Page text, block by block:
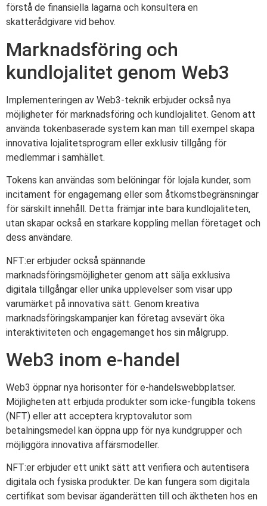
förstå de finansiella lagarna och konsultera en
skatterådgivare vid behov.
Marknadsföring och
kundlojalitet genom Web3
Implementeringen av Web3-teknik erbjuder också nya
möjligheter för marknadsföring och kundlojalitet. Genom att
använda tokenbaserade system kan man till exempel skapa
innovativa lojalitetsprogram eller exklusiv tillgång för
medlemmar i samhället.
Tokens kan användas som belöningar för lojala kunder, som
incitament för engagemang eller som åtkomstbegränsningar
för särskilt innehåll. Detta främjar inte bara kundlojaliteten,
utan skapar också en starkare koppling mellan företaget och
dess användare.
NFT:er erbjuder också spännande
marknadsföringsmöjligheter genom att sälja exklusiva
digitala tillgångar eller unika upplevelser som visar upp
varumärket på innovativa sätt. Genom kreativa
marknadsföringskampanjer kan företag avsevärt öka
interaktiviteten och engagemanget hos sin målgrupp.
Web3 inom e-handel
Web3 öppnar nya horisonter för e-handelswebbplatser.
Möjligheten att erbjuda produkter som icke-fungibla tokens
(NFT) eller att acceptera kryptovalutor som
betalningsmedel kan öppna upp för nya kundgrupper och
möjliggöra innovativa affärsmodeller.
NFT:er erbjuder ett unikt sätt att verifiera och autentisera
digitala och fysiska produkter. De kan fungera som digitala
certifikat som bevisar äganderätten till och äktheten hos en